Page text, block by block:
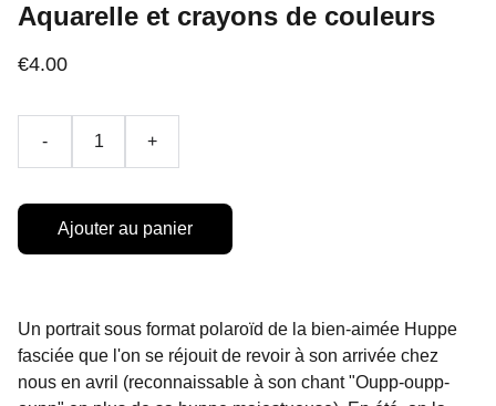
Aquarelle et crayons de couleurs
€4.00
- +
Ajouter au panier
Un portrait sous format polaroïd de la bien-aimée Huppe
fasciée que l'on se réjouit de revoir à son arrivée chez
nous en avril (reconnaissable à son chant "Oupp-oupp-